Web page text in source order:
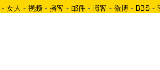
- 女人 - 视频 - 播客 - 邮件 - 博客 - 微博 - BBS -